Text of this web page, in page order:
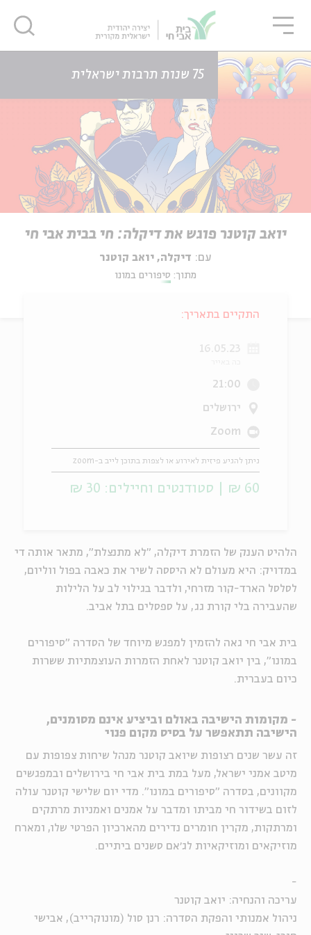
75 שנות תרבות ישראלית
דף הבית אירועים אהבה מוזיקה: חי בבית אבי חי
יואב קוטנר פוגש את דיקלה: חי בבית אבי חי
עם: דיקלה, יואב קוטנר
מתוך: סיפורים במונו
הלהיט הענק של הזמרת דיקלה, "לא מתנצלת", מתאר אותה די
במדויק: היא מעולם לא היססה לשיר את כאבה בפול ווליום,
לסלסל הארד-קור מזרחי, ולדבר בגילוי לב על הלילות
שהעבירה בלי קורת גג, על ספסלים בתל אביב.
בית אבי חי גאה להזמין למפגש מיוחד של הסדרה "סיפורים
במונו", בין יואב קוטנר לאחת הזמרות העוצמתיות ששרות
כיום בעברית.
- מקומות הישיבה באולם וביציע אינם מסומנים,
הישיבה תתאפשר על בסיס מקום פנוי
זה עשר שנים רצופות שיואב קוטנר מנהל שיחות צפופות עם
מיטב אמני ישראל, מעל במת בית אבי חי בירושלים ובמפגשים
מקוונים, בסדרה "סיפורים במונו". מדי יום שלישי קוטנר עולה
לזום בשידור חי מביתו ומדבר על אמנים ואמניות מרתקים
ומרתקות, מקרין חומרים נדירים מהארכיון הפרטי שלו, ומארח
מוזיקאים ומוזיקאיות לג׳אם סשנים ביתיים.
-
עריכה והנחיה: יואב קוטנר
ניהול אמנותי והפקת הסדרה: רנן סול (מונוקרייב), אבישי
התקיים בתאריך:
16.05.23
21:00
ירושלים
Zoom
ניתן להגיע פיזית לאירוע או לצפות בתוכן לייב ב-zoom
60 ₪ | סטודנטים וחיילים: 30 ₪
סגור